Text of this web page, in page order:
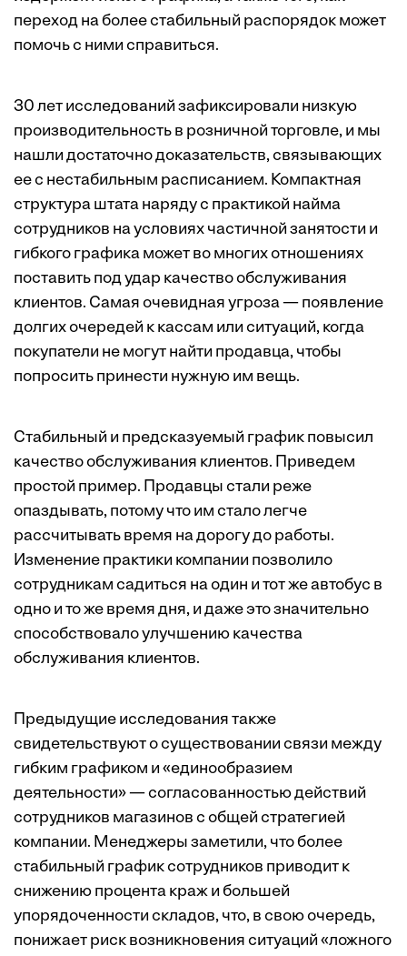
переход на более стабильный распорядок может
помочь с ними справиться.
30 лет исследований зафиксировали низкую
производительность в розничной торговле, и мы
нашли достаточно доказательств, связывающих
ее с нестабильным расписанием. Компактная
структура штата наряду с практикой найма
сотрудников на условиях частичной занятости и
гибкого графика может во многих отношениях
поставить под удар качество обслуживания
клиентов. Самая очевидная угроза — появление
долгих очередей к кассам или ситуаций, когда
покупатели не могут найти продавца, чтобы
попросить принести нужную им вещь.
Стабильный и предсказуемый график повысил
качество обслуживания клиентов. Приведем
простой пример. Продавцы стали реже
опаздывать, потому что им стало легче
рассчитывать время на дорогу до работы.
Изменение практики компании позволило
сотрудникам садиться на один и тот же автобус в
одно и то же время дня, и даже это значительно
способствовало улучшению качества
обслуживания клиентов.
Предыдущие исследования также
свидетельствуют о существовании связи между
гибким графиком и «единообразием
деятельности» — согласованностью действий
сотрудников магазинов с общей стратегией
компании. Менеджеры заметили, что более
стабильный график сотрудников приводит к
снижению процента краж и большей
упорядоченности складов, что, в свою очередь,
понижает риск возникновения ситуаций «ложного